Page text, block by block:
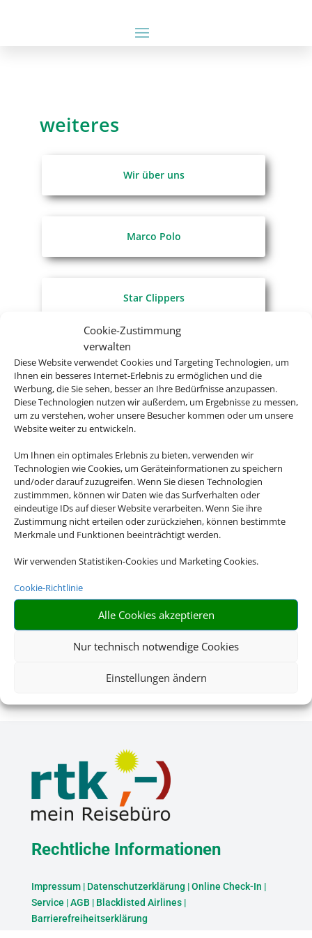
Cookie-Zustimmung
verwalten
Diese Website verwendet Cookies und Targeting Technologien, um
Ihnen ein besseres Internet-Erlebnis zu ermöglichen und die
Werbung, die Sie sehen, besser an Ihre Bedürfnisse anzupassen.
Diese Technologien nutzen wir außerdem, um Ergebnisse zu messen,
um zu verstehen, woher unsere Besucher kommen oder um unsere
Website weiter zu entwickeln.
Um Ihnen ein optimales Erlebnis zu bieten, verwenden wir
Technologien wie Cookies, um Geräteinformationen zu speichern
und/oder darauf zuzugreifen. Wenn Sie diesen Technologien
zustimmmen, können wir Daten wie das Surfverhalten oder
eindeutige IDs auf dieser Website verarbeiten. Wenn Sie ihre
Zustimmung nicht erteilen oder zurückziehen, können bestimmte
Merkmale und Funktionen beeinträchtigt werden.
Wir verwenden Statistiken-Cookies und Marketing Cookies.
Cookie-Richtlinie
Alle Cookies akzeptieren
Nur technisch notwendige Cookies
Einstellungen ändern
weiteres
Wir über uns
Marco Polo
Star Clippers
Hapag Lloyd
Tui Ferienhaus
Dancenter
Dansommer
Novasol
Rechtliche Informationen
Impressum| Datenschutzerklärung |Online Check-In |
Service |AGB | Blacklisted Airlines|
Barrierefreiheitserklärung